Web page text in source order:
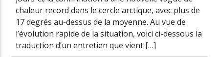
chaleur record dans le cercle arctique, avec plus de
17 degrés au-dessus de la moyenne. Au vue de
l’évolution rapide de la situation, voici ci-dessous la
traduction d’un entretien que vient […]